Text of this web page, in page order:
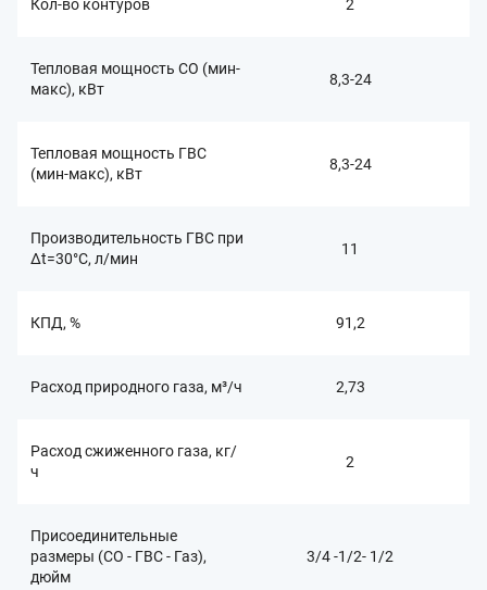
Кол-во контуров 2
Тепловая мощность СО (мин-
макс), кВт
8,3-24
Тепловая мощность ГВС
(мин-макс), кВт
8,3-24
Производительность ГВС при
Δt=30°C, л/мин
11
КПД, % 91,2
Расход природного газа, м³/ч 2,73
Расход сжиженного газа, кг/
ч
2
Присоединительные
размеры (СО - ГВС - Газ),
дюйм
3/4 -1/2- 1/2